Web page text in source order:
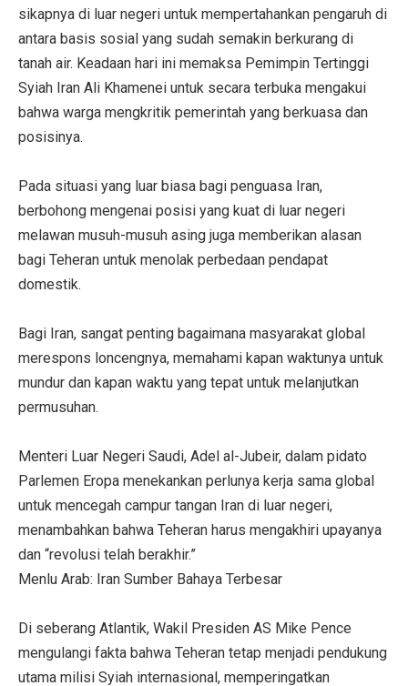
sikapnya di luar negeri untuk mempertahankan pengaruh di
antara basis sosial yang sudah semakin berkurang di
tanah air. Keadaan hari ini memaksa Pemimpin Tertinggi
Syiah Iran Ali Khamenei untuk secara terbuka mengakui
bahwa warga mengkritik pemerintah yang berkuasa dan
posisinya.
Pada situasi yang luar biasa bagi penguasa Iran,
berbohong mengenai posisi yang kuat di luar negeri
melawan musuh-musuh asing juga memberikan alasan
bagi Teheran untuk menolak perbedaan pendapat
domestik.
Bagi Iran, sangat penting bagaimana masyarakat global
merespons loncengnya, memahami kapan waktunya untuk
mundur dan kapan waktu yang tepat untuk melanjutkan
permusuhan.
Menteri Luar Negeri Saudi, Adel al-Jubeir, dalam pidato
Parlemen Eropa menekankan perlunya kerja sama global
untuk mencegah campur tangan Iran di luar negeri,
menambahkan bahwa Teheran harus mengakhiri upayanya
dan “revolusi telah berakhir.”
Menlu Arab: Iran Sumber Bahaya Terbesar
Di seberang Atlantik, Wakil Presiden AS Mike Pence
mengulangi fakta bahwa Teheran tetap menjadi pendukung
utama milisi Syiah internasional, memperingatkan